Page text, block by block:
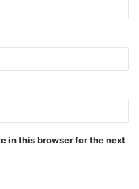
in this browser for the next